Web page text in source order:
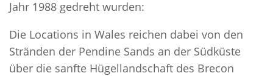
Jahr 1988 gedreht wurden:
Die Locations in Wales reichen dabei von den
Stränden der Pendine Sands an der Südküste
über die sanfte Hügellandschaft des Brecon